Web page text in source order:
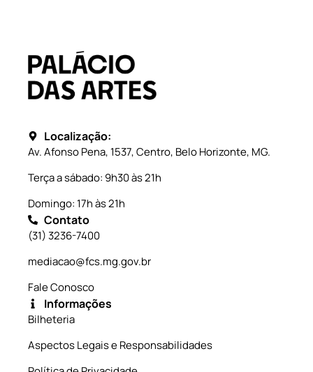
Localização:
Av. Afonso Pena, 1537, Centro, Belo Horizonte, MG.
Terça a sábado: 9h30 às 21h
Domingo: 17h às 21h
Contato
(31) 3236-7400
mediacao@fcs.mg.gov.br
Fale Conosco
Informações
Bilheteria
Aspectos Legais e Responsabilidades